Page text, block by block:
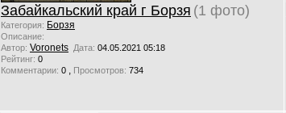
Забайкальский край г Борзя (1 фото)
Категория: Борзя
Описание:
Автор: Voronets Дата: 04.05.2021 05:18
Рейтинг: 0
Комментарии: 0 , Просмотров: 734